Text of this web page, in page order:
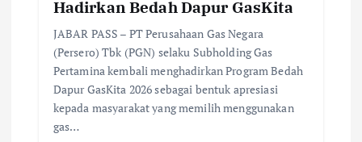
Hadirkan Bedah Dapur GasKita
JABAR PASS – PT Perusahaan Gas Negara
(Persero) Tbk (PGN) selaku Subholding Gas
Pertamina kembali menghadirkan Program Bedah
Dapur GasKita 2026 sebagai bentuk apresiasi
kepada masyarakat yang memilih menggunakan
gas…